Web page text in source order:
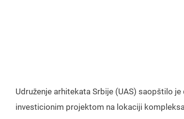
Udruženje arhitekata Srbije (UAS) saopštilo
investicionim projektom na lokaciji